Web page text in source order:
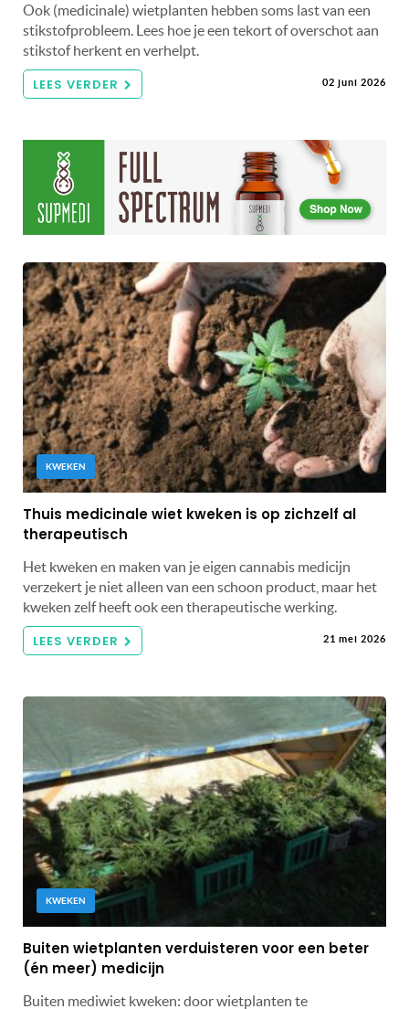
Ook (medicinale) wietplanten hebben soms last van een
stikstofprobleem. Lees hoe je een tekort of overschot aan
stikstof herkent en verhelpt.
LEES VERDER 02 juni 2026
KWEKEN
Thuis medicinale wiet kweken is op zichzelf al
therapeutisch
Het kweken en maken van je eigen cannabis medicijn
verzekert je niet alleen van een schoon product, maar het
kweken zelf heeft ook een therapeutische werking.
LEES VERDER 21 mei 2026
KWEKEN
Buiten wietplanten verduisteren voor een beter
(én meer) medicijn
Buiten mediwiet kweken: door wietplanten te